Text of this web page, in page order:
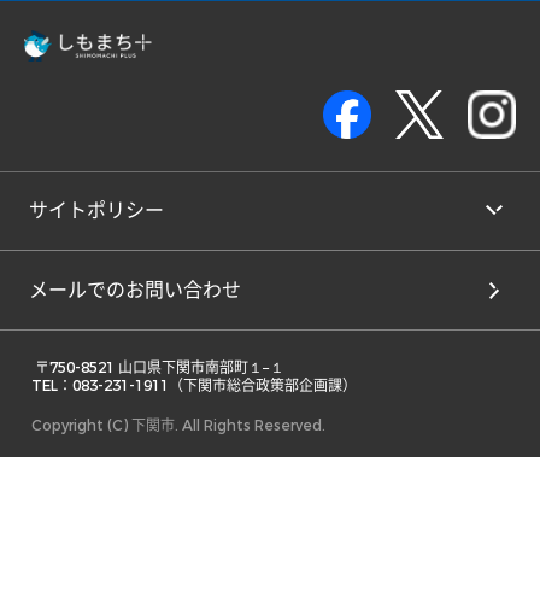
サイトポリシー
メールでのお問い合わせ
TEL：083-231-1911（下関市総合政策部企画課）
Copyright (C) 下関市. All Rights Reserved.